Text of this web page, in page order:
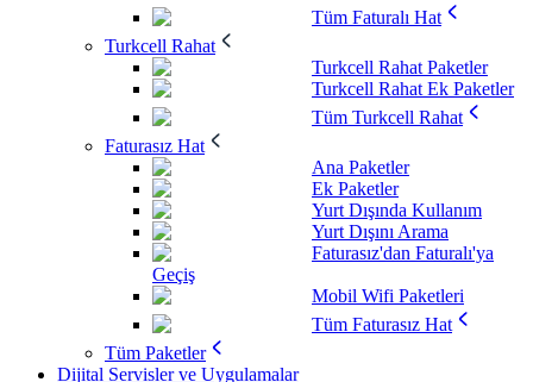
Tüm Faturalı Hat
Turkcell Rahat
Turkcell Rahat Paketler
Turkcell Rahat Ek Paketler
Tüm Turkcell Rahat
Faturasız Hat
Ana Paketler
Ek Paketler
Yurt Dışında Kullanım
Yurt Dışını Arama
Faturasız'dan Faturalı'ya
Geçiş
Mobil Wifi Paketleri
Tüm Faturasız Hat
Tüm Paketler
Dijital Servisler ve Uygulamalar